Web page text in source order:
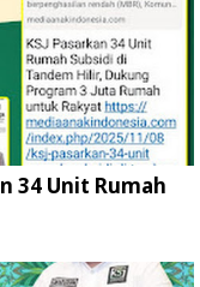
34 Unit Rumah